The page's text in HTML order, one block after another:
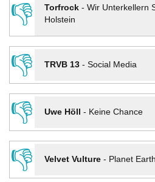
👎
Torfrock- Wir Unterkellern
Holstein
👎
TRVB 13- Social Media
👎
Uwe Höll - Keine Chance
👎
Velvet Vulture- Planet Earth